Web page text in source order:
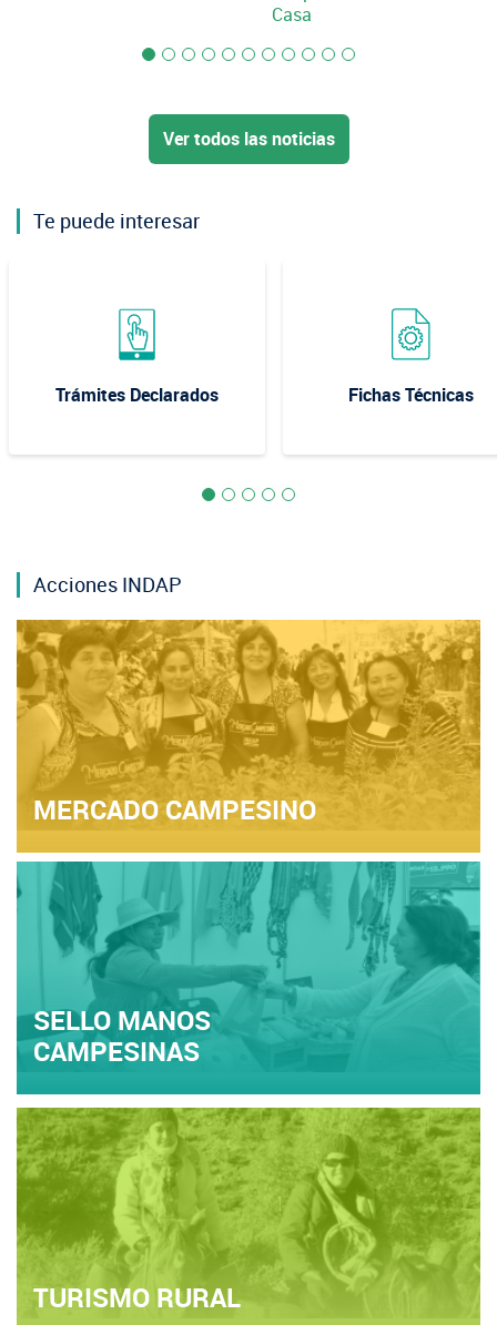
Casa
Ver todos las noticias
Te puede interesar
Trámites Declarados Fichas Técnicas
Acciones INDAP
MERCADO CAMPESINO
SELLO MANOS
CAMPESINAS
TURISMO RURAL